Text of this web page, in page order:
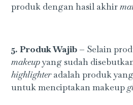
produk dengan hasil akhir
5. Produk Wajib – Selain
makeupyang sudah
highlighteradalah produk
untuk menciptakan makeup